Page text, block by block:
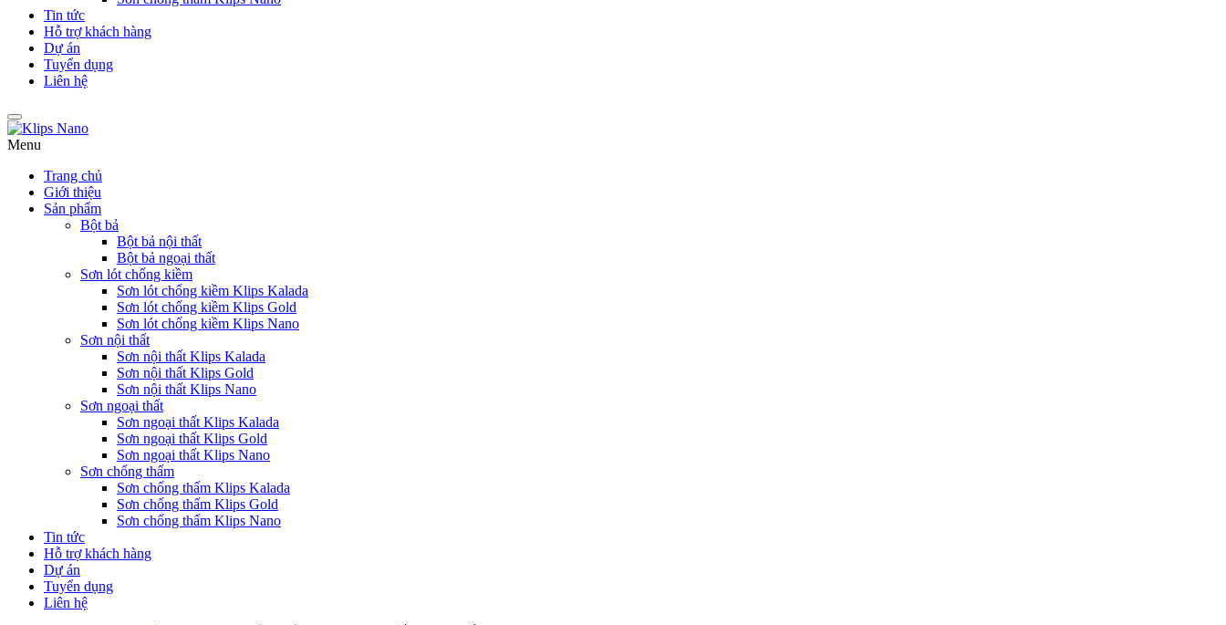
Tin tức
Hỗ trợ khách hàng
Dự án
Tuyển dụng
Liên hệ
Menu
Trang chủ
Giới thiệu
Sản phẩm
Bột bả
Bột bả nội thất
Bột bả ngoại thất
Sơn lót chống kiềm
Sơn lót chống kiềm Klips Kalada
Sơn lót chống kiềm Klips Gold
Sơn lót chống kiềm Klips Nano
Sơn nội thất
Sơn nội thất Klips Kalada
Sơn nội thất Klips Gold
Sơn nội thất Klips Nano
Sơn ngoại thất
Sơn ngoại thất Klips Kalada
Sơn ngoại thất Klips Gold
Sơn ngoại thất Klips Nano
Sơn chống thấm
Sơn chống thấm Klips Kalada
Sơn chống thấm Klips Gold
Sơn chống thấm Klips Nano
Tin tức
Hỗ trợ khách hàng
Dự án
Tuyển dụng
Liên hệ